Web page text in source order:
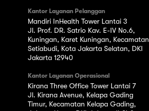
Kantor Layanan Pelanggan
Mandiri InHealth Tower Lantai 3
Jl. Prof. DR. Satrio Kav. E-IV No.6,
Kuningan, Karet Kuningan, Kecamatan
Setiabudi, Kota Jakarta Selatan, DKI
Jakarta 12940
Kantor Layanan Operasional
Kirana Three Office Tower Lantai 7
Jl. Kirana Avenue, Kelapa Gading
Timur, Kecamatan Kelapa Gading,